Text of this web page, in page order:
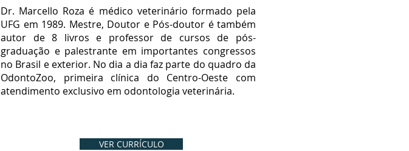
Dr. Marcello Roza é médico veterinário formado pela
UFG em 1989. Mestre, Doutor e Pós-doutor é também
autor de 8 livros e professor de cursos de pós-
graduação e palestrante em importantes congressos
no Brasil e exterior. No dia a dia faz parte do quadro da
OdontoZoo, primeira clínica do Centro-Oeste com
atendimento exclusivo em odontologia veterinária.
VER CURRÍCULO